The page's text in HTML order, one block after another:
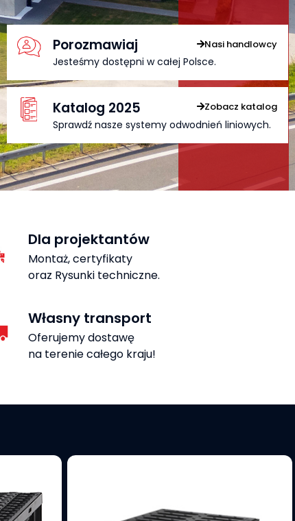
Nasi handlowcy
Porozmawiaj
Jesteśmy dostępni w całej Polsce.
Zobacz katalog
Katalog 2025
Sprawdź nasze systemy odwodnień liniowych.
Dla projektantów
Montaż, certyfikaty
oraz Rysunki techniczne.
Własny transport
Oferujemy dostawę
na terenie całego kraju!